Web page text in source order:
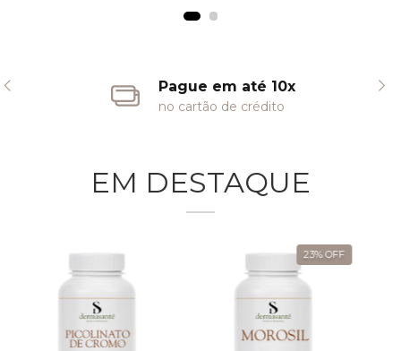
Pague em até 10x
no cartão de crédito
EM DESTAQUE
23%OFF